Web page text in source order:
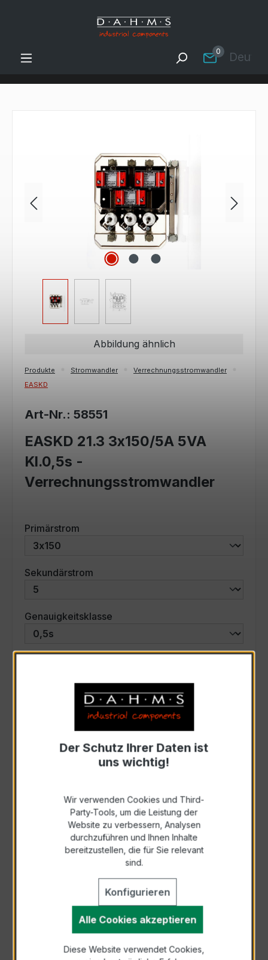
Zum Hauptinhalt springen
0
Abbildung ähnlich
Produkte Stromwandler
Verrechnungsstromwandler
EASKD
Art-Nr.: 58551
EASKD 21.3 3x150/5A 5VA
Kl.0,5s -
Verrechnungsstromwandler
Primärstrom
Sekundärstrom
Genauigkeitsklasse
Auswahl zurücksetzen
Art. Nr.:58551
Zur Sammelanfrage hinzufügen
Anfrage telefonisch
Als PDF exportieren
Der Schutz Ihrer Daten ist
uns wichtig!
Wir verwenden Cookies und Third-
Party-Tools, um die Leistung der
Website zu verbessern, Analysen
durchzuführen und Ihnen Inhalte
bereitzustellen, die für Sie relevant
sind.
Konfigurieren
Alle Cookies akzeptieren
Diese Website verwendet Cookies,